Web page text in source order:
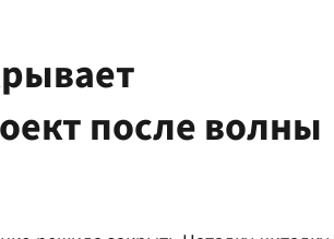
Говорят инфлюенсеры
после волны